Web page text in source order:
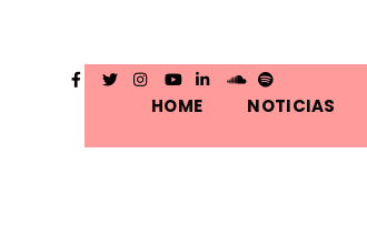
HOME NOTICIAS